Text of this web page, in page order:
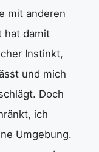
mit anderen
hat damit
Instinkt,
und mich
Doch
ich
Umgebung.